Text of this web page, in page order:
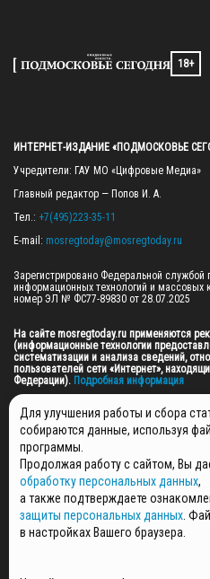
18+
ИНТЕРНЕТ-ИЗДАНИЕ «ПОДМОСКОВЬЕ
Учредители: ГАУ МО «Цифровые Медиа»
Главный редактор — Попов И. А.
Тел.: +7(495)223-35-11
E-mail: mosregtoday@mosregtoday.ru
Зарегистрировано Федеральной службой
информационных технологий и массовых
номер ЭЛ № ФС77-89830 от 28.07.2025
На сайте mosregtoday.ru применяются
(информационные технологии
систематизации и анализа сведений,
пользователей сети «Интернет»,
Федерации). Подробная информация
© 2026 ПРАВА НА ВСЕ МАТЕРИАЛЫ
МЕДИА" (ОГРН: 1255000059467).
ПОЛИТИКА ОБРАБОТКИ И ЗАЩИТЫ
НОВОСТИ
ГАЗЕТЫ
РЕКЛАМОДАТЕЛЯМ
Для улучшения работы и сбора
собираются данные, используя
программы.
Продолжая работу с сайтом, Вы
обработку персональных данных,
а также подтверждаете
защиты персональных данных .
в настройках Вашего браузера.